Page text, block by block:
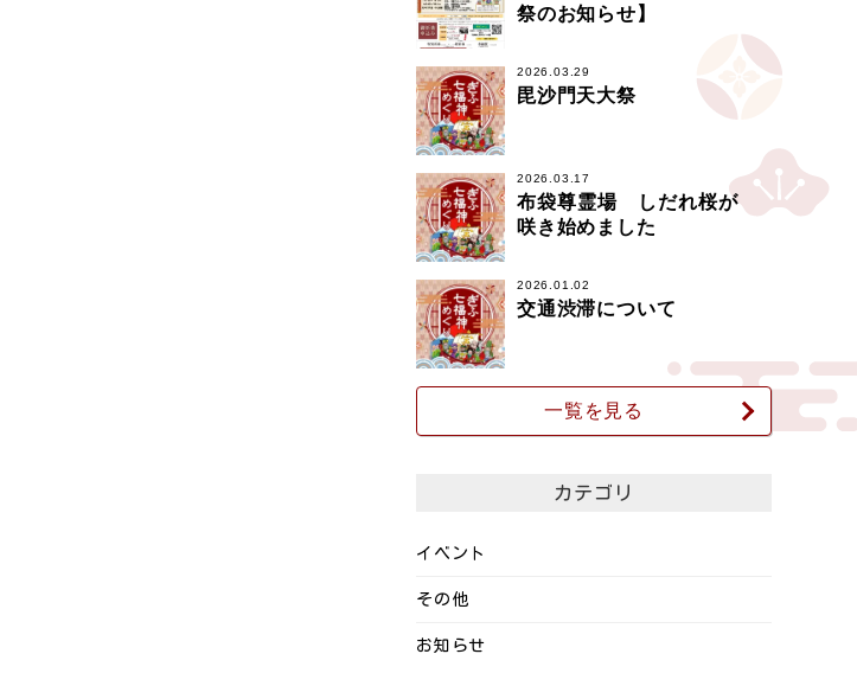
祭のお知らせ】
2026.03.29
毘沙門天大祭
2026.03.17
布袋尊霊場 しだれ桜が
咲き始めました
2026.01.02
交通渋滞について
一覧を見る
カテゴリ
イベント
その他
お知らせ